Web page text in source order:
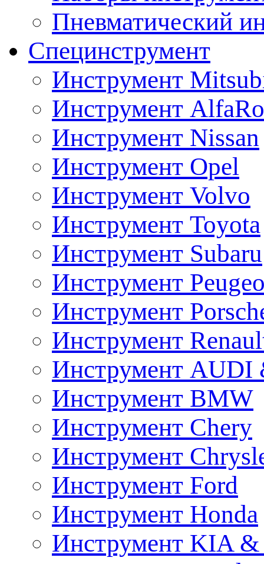
Пневматический
Специнструмент
Инструмент
Инструмент
Инструмент Nissan
Инструмент Opel
Инструмент Volvo
Инструмент Toyota
Инструмент Subaru
Инструмент
Инструмент
Инструмент
Инструмент AUDI
Инструмент BMW
Инструмент Chery
Инструмент
Инструмент Ford
Инструмент Honda
Инструмент KIA